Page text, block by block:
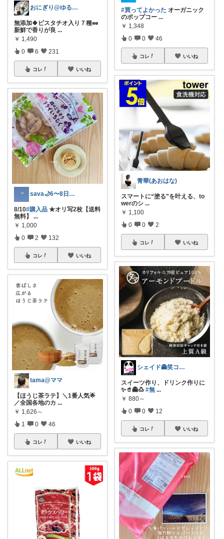
おにぎり@ゆる無添加🍀４歳娘の療育ママ
無添加🍀ピスタチオ入り７種🥜
新鮮で香りが良 ...
￥ 1,490
0 6 231
コレ いいね
sava🌙6〜8日ありがと🥰
8/10#購入品 ★オリ写2枚【送料
無料】
...
￥ 1,000
0 2 132
コレ いいね
tama@ママ
【ほうじ茶ラテ】＼1番人気🌟
／全国各地のカ ...
￥ 1,626～
1 0 46
コレ いいね
#買ってよかった オーガニック
のポップコー ...
￥ 1,348
0 0 46
コレ いいね
青華(あおはな)
スマートに“塗る”を叶える、to
werのシ ...
￥ 1,100
0 0 2
コレ いいね
シェイド👻笑コレの人🤣経由感謝💕
スイーツ作り、ドリンク作りに
✨🥤👻🍮 #無 ...
￥ 880～
0 0 12
コレ いいね